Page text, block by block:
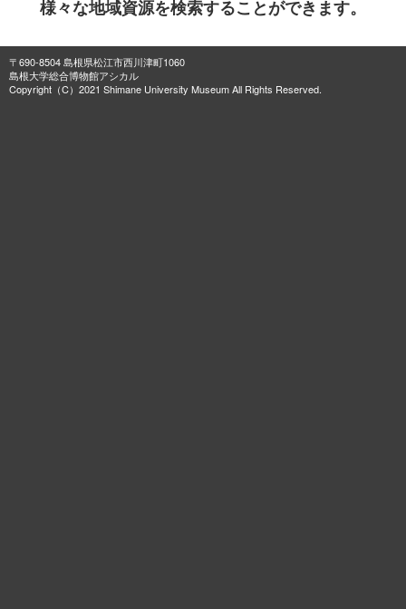
様々な地域資源を検索することができます。
〒690-8504 島根県松江市西川津町1060
島根大学総合博物館アシカル
Copyright（C）2021 Shimane University Museum All Rights Reserved.